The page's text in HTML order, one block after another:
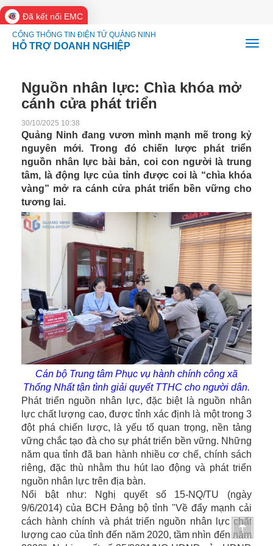
Đã kết nối EMC
CỔNG THÔNG TIN ĐIỆN TỬ QUẢNG NINH
HỖ TRỢ DOANH NGHIỆP
Nguồn nhân lực: Chìa khóa mở
cánh cửa phát triển
30/10/2025 10:38
Quảng Ninh đang vươn mình mạnh mẽ trong kỷ
nguyên mới. Trong đó chiến lược phát triển
nguồn nhân lực bài bản, coi con người là trung
tâm, là động lực của tỉnh được coi là “chìa khóa
vàng” mở ra cánh cửa phát triển bền vững cho
tương lai.
Cán bộ Trung tâm Phục vụ hành chính công xã
Thống Nhất tận tình giải quyết TTHC cho người dân.
Phát triển nguồn nhân lực, đặc biệt là nguồn nhân
lực chất lượng cao, được tỉnh xác định là một trong 3
đột phá chiến lược, là yếu tố quan trọng, nền tảng
vững chắc tạo đà cho sự phát triển bền vững. Những
năm qua tỉnh đã ban hành nhiều cơ chế, chính sách
riêng, đặc thù nhằm thu hút lao động và phát triển
nguồn nhân lực trên địa bàn.
Nổi bật như: Nghị quyết số 15-NQ/TU (ngày
9/6/2014) của BCH Đảng bộ tỉnh "Về đẩy mạnh cải
cách hành chính và phát triển nguồn nhân lực chất
lượng cao của tỉnh đến năm 2020, tầm nhìn đến năm